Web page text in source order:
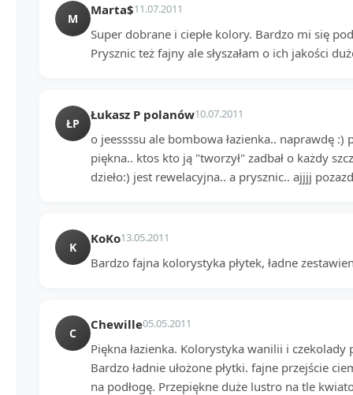
M
Marta$11.07.2011
Super dobrane i ciepłe kolory. Bardzo mi się
Prysznic też fajny ale słyszałam o ich jakości
ŁP
Łukasz P polanów10.07.2011
o jeessssu ale bombowa łazienka.. naprawdę
piękna.. ktos kto ją "tworzył" zadbał o każdy
dzieło:) jest rewelacyjna.. a prysznic.. ajjjj
K
KoKo13.05.2011
Bardzo fajna kolorystyka płytek, ładne
C
Chewille05.05.2011
Piękna łazienka. Kolorystyka wanilii i czekolady
Bardzo ładnie ułożone płytki. fajne przejście
na podłogę. Przepiękne duże lustro na tle